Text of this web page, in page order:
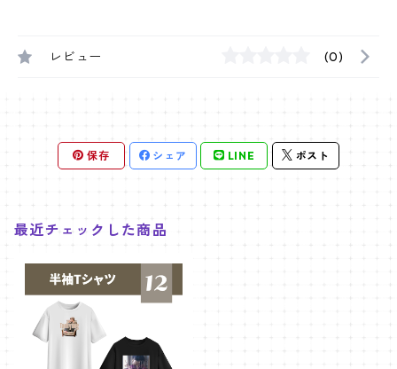
レビュー (0)
保存 シェア LINE ポスト
最近チェックした商品